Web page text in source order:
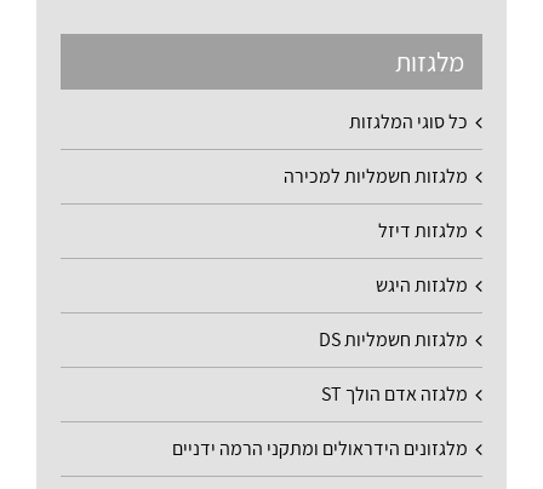
מלגזות
כל סוגי המלגזות
מלגזות חשמליות למכירה
מלגזות דיזל
מלגזות היגש
מלגזות חשמליות DS
מלגזה אדם הולך ST
מלגזונים הידראולים ומתקני הרמה ידניים